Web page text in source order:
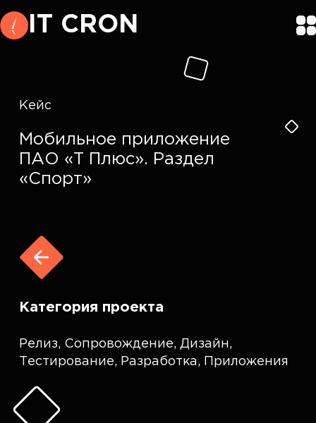
IT CRON
Кейс
Мобильное приложение
ПАО «Т Плюс». Раздел
«Спорт»
Категория проекта
Релиз, Сопровождение, Дизайн,
Тестирование, Разработка, Приложения